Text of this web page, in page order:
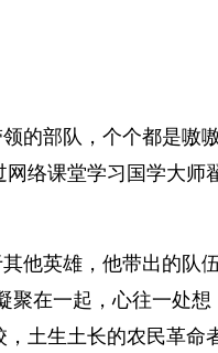
的部队，个个都是嗷
络课堂学习国学大师
他英雄，他带出的队
聚在一起，心往一处
土生土长的农民革命